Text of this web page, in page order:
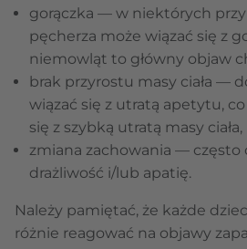
gorączka — w niektórych
pęcherza może wiązać się z
niemowląt to główny objaw
brak przyrostu masy ciała —
wiązać się z utratą apetytu,
się z szybką utratą masy ciała,
zmiana zachowania — często
drażliwość i/lub apatię.
Należy pamiętać, że każde
różnie reagować na objawy